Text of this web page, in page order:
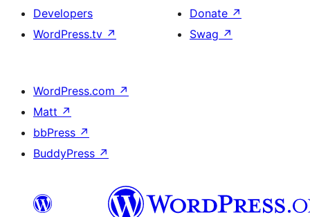
Developers
WordPress.tv ↗
Donate ↗
Swag ↗
WordPress.com ↗
Matt ↗
bbPress ↗
BuddyPress ↗